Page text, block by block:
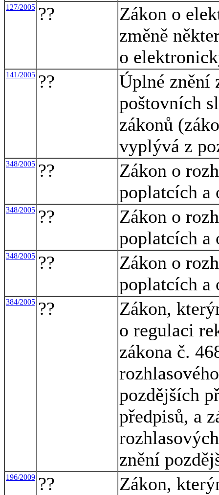
127/2005 ??
Zákon o
změně
o
141/2005 ??
Úplné znění
poštovních
zákonů
vyplývá z
348/2005 ??
Zákon o
poplatcích a
348/2005 ??
Zákon o
poplatcích a
348/2005 ??
Zákon o
poplatcích a
384/2005 ??
Zákon,
o regulaci
zákona č.
pozdějších
předpisů, a
znění
196/2009 ??
Zákon,